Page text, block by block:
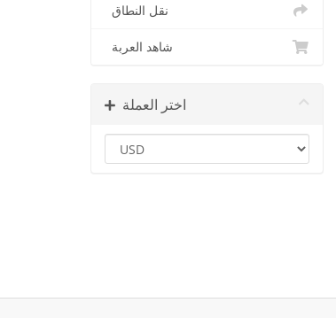
نقل النطاق
شاهد العربة
اختر العملة